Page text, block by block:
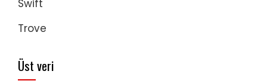
Swift
Trove
Üst veri